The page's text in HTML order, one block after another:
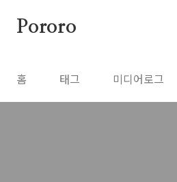
Pororo
홈 태그 미디어로그